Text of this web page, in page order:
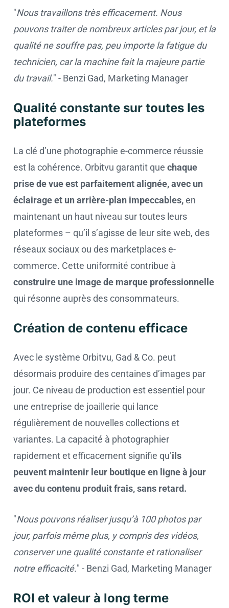
"Nous travaillons très efficacement. Nous
pouvons traiter de nombreux articles par jour, et la
qualité ne souffre pas, peu importe la fatigue du
technicien, car la machine fait la majeure partie
du travail." - Benzi Gad, Marketing Manager
Qualité constante sur toutes les
plateformes
La clé d’une photographie e-commerce réussie
est la cohérence. Orbitvu garantit que chaque
prise de vue est parfaitement alignée, avec un
éclairage et un arrière-plan impeccables,en
maintenant un haut niveau sur toutes leurs
plateformes – qu’il s’agisse de leur site web, des
réseaux sociaux ou des marketplaces e-
commerce. Cette uniformité contribue à
construire une image de marque professionnelle
qui résonne auprès des consommateurs.
Création de contenu efficace
Avec le système Orbitvu, Gad & Co. peut
désormais produire des centaines d’images par
jour. Ce niveau de production est essentiel pour
une entreprise de joaillerie qui lance
régulièrement de nouvelles collections et
variantes. La capacité à photographier
rapidement et efficacement signifie qu’ils
peuvent maintenir leur boutique en ligne à jour
avec du contenu produit frais, sans retard.
"Nous pouvons réaliser jusqu’à 100 photos par
jour, parfois même plus, y compris des vidéos,
conserver une qualité constante et rationaliser
notre efficacité." - Benzi Gad, Marketing Manager
ROI et valeur à long terme